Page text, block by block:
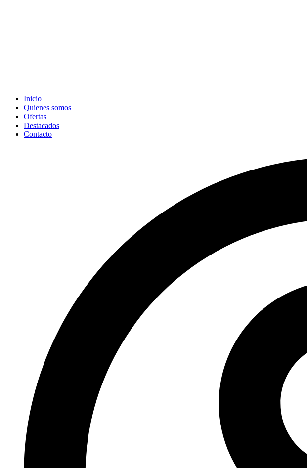
Inicio
Quienes somos
Ofertas
Destacados
Contacto